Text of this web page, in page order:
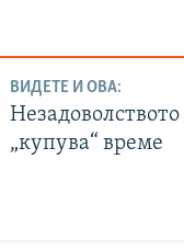
ВИДЕТЕ И ОВА:
„купува“ време